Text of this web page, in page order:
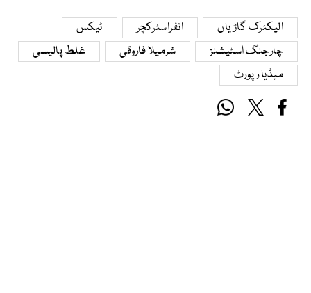
الیکٹرک گاڑیاں انفراسٹرکچر
ٹیکس
چارجنگ اسٹیشنز
شرمیلا فاروقی
غلط پالیسی
میڈیا رپورٹ